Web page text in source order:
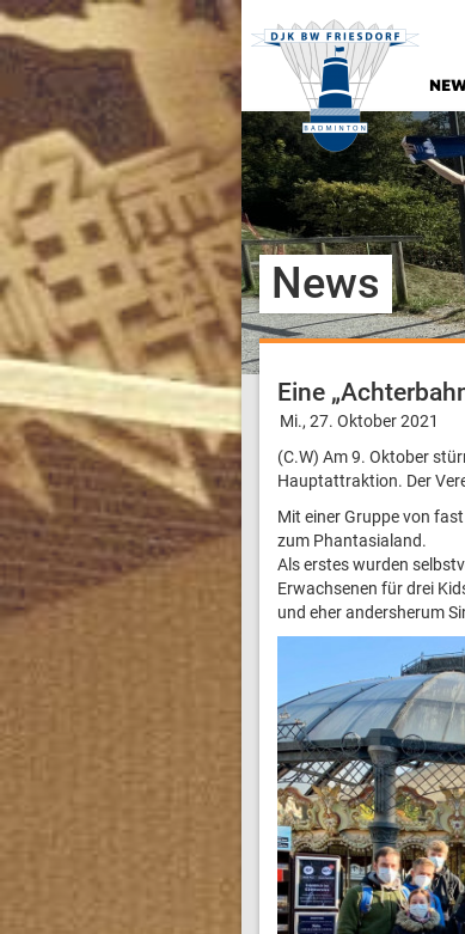
News
Eine
Mi., 27. Oktober 2021
(C.W) Am 9. Oktober
Hauptattraktion. Der
Mit einer Gruppe von
zum Phantasialand.
Als erstes wurden
Erwachsenen für drei
und eher andersherum